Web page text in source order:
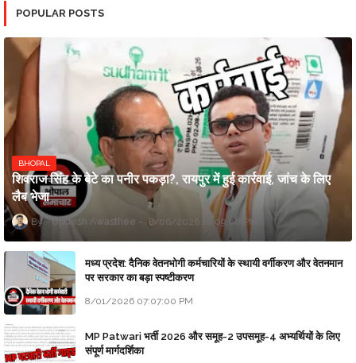
POPULAR POSTS
BHOPAL
शिवराज सिंह के बेटे का पनीर पकड़ा?, रायपुर में हुई कार्रवाई, जांच के लिए
लैब भेजा
Updesh Awasthee 8/06/2026 10:09:00 PM
मध्य प्रदेश: दैनिक वेतनभोगी कर्मचारियों के स्थायी वर्गीकरण और वेतनमान
पर सरकार का बड़ा स्पष्टीकरण
8/01/2026 07:07:00 PM
MP Patwari भर्ती 2026 और समूह-2 उपसमूह-4 अभ्यर्थियों के लिए
संपूर्ण मार्गदर्शिका